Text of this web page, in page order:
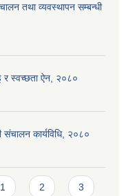
तथा व्यवस्थापन सम्बन्धी
र स्वच्छता ऐन, २०८०
संचालन कार्यविधि, २०८०
1 2 3